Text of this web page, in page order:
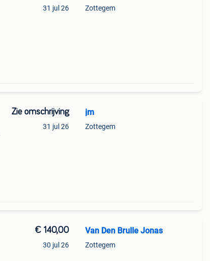
31 jul 26 Zottegem
Zie omschrijving
31 jul 26
jm
Zottegem
€ 140,00
30 jul 26
Van Den Brulle Jonas
Zottegem